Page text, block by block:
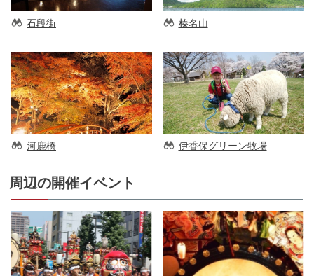
石段街 榛名山
河鹿橋 伊香保グリーン牧場
周辺の開催イベント